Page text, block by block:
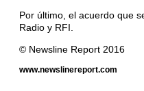
Por último, el acuerdo que
Radio y RFI.
© Newsline Report 2016
www.newslinereport.com